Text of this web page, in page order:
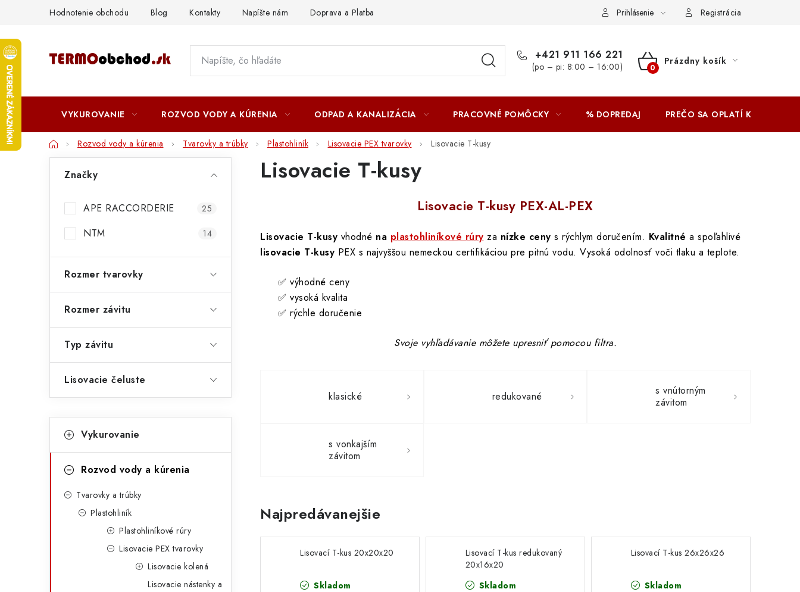
Hodnotenie obchodu Blog Kontakty Napíšte nám Doprava a Platba Prihlásenie Registrácia
+421 911 166 221
(po – pi: 8:00 – 16:00)
NÁKUPNÝ
Prázdny košík
VYKUROVANIE ROZVOD VODY A KÚRENIA ODPAD A KANALIZÁCIA PRACOVNÉ POMÔCKY % DOPREDAJ PREČO SA OPLATÍ KUPOVAŤ
DomovRozvod vody a kúrenia Tvarovky a trúbky Plastohliník Lisovacie PEX tvarovky Lisovacie T-kusy
ý
n
l
Značky
APE RACCORDERIE 25
NTM 14
Rozmer tvarovky
Rozmer závitu
Typ závitu
Lisovacie čeluste
kategórie
a
Vykurovanie
Rozvod vody a kúrenia
Tvarovky a trúbky
Plastohliník
Plastohliníkové rúry
Lisovacie PEX tvarovky
Lisovacie kolená
Lisovacie nástenky a
Lisovacie T-kusy
Lisovacie T-kusy PEX-AL-PEX
Lisovacie T-kusy vhodné na plastohliníkové rúry za nízke ceny s rýchlym doručením. Kvalitné a spoľahlivé
lisovacie T-kusy PEX s najvyššou nemeckou certifikáciou pre pitnú vodu. Vysoká odolnosť voči tlaku a teplote.
✅ výhodné ceny
✅ vysoká kvalita
✅ rýchle doručenie
Svoje vyhľadávanie môžete upresniť pomocou filtra.
klasické redukované
s vnútorným
závitom
s vonkajším
závitom
Najpredávanejšie
Lisovací T-kus 20x20x20
Skladom
Lisovací T-kus redukovaný
20x16x20
Skladom
Lisovací T-kus 26x26x26
Skladom